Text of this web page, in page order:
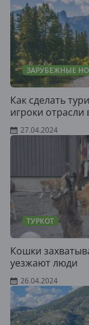
ЗАРУБЕЖНЫЕ
Как сделать
игроки
27.04.2024
ТУРКОТ
Кошки
уезжают люди
26.04.2024